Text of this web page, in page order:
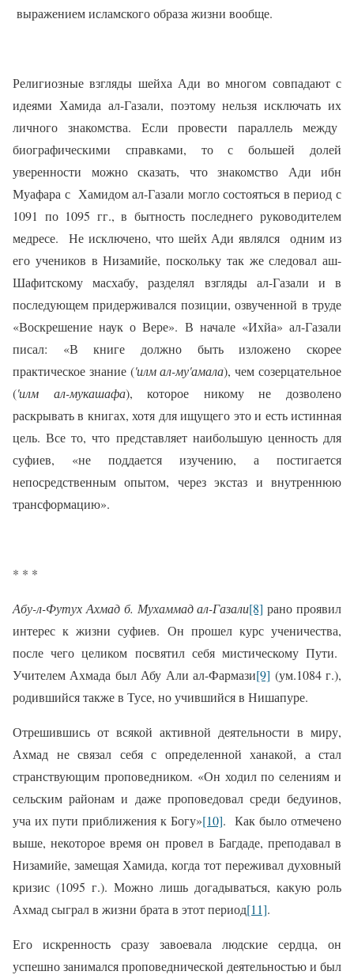
выражением исламского образа жизни вообще.
Религиозные взгляды шейха Ади во многом совпадают с
идеями Хамида ал-Газали, поэтому нельзя исключать их
личного знакомства. Если провести параллель между
биографическими справками, то с большей долей
уверенности можно сказать, что знакомство Ади ибн
Муафара с Хамидом ал-Газали могло состояться в период с
1091 по 1095 гг., в бытность последнего руководителем
медресе.
Не исключено, что шейх Ади являлся
одним из
его учеников в Низамийе, поскольку так же следовал аш-
Шафитскому масхабу, разделял взгляды ал-Газали и в
последующем придерживался позиции, озвученной в труде
«Воскрешение наук о Вере». В начале «Ихйа» ал-Газали
писал: «В книге должно быть изложено скорее
практическое знание ('илм ал-му'амала), чем созерцательное
('илм ал-мукашафа), которое никому не дозволено
раскрывать в книгах, хотя для ищущего это и есть истинная
цель. Все то, что представляет наибольшую ценность для
суфиев, «не поддается изучению, а постигается
непосредственным опытом, через экстаз и внутреннюю
трансформацию».
* * *
Абу-л-Футух Ахмад б. Мухаммад ал-Газали[8] рано проявил
интерес к жизни суфиев. Он прошел курс ученичества,
после чего целиком посвятил себя мистическому Пути.
Учителем Ахмада был Абу Али ал-Фармази[9] (ум.1084 г.),
родившийся также в Тусе, но учившийся в Нишапуре.
Отрешившись от всякой активной деятельности в миру,
Ахмад не связал себя с определенной ханакой, а стал
странствующим проповедником. «Он ходил по селениям и
сельским районам и даже проповедовал среди бедуинов,
уча их пути приближения к Богу»[10]. Как было отмечено
выше, некоторое время он провел в Багдаде, преподавал в
Низамийе, замещая Хамида, когда тот переживал духовный
кризис (1095 г.). Можно лишь догадываться, какую роль
Ахмад сыграл в жизни брата в этот период[11].
Его искренность сразу завоевала людские сердца, он
успешно занимался проповеднической деятельностью и был